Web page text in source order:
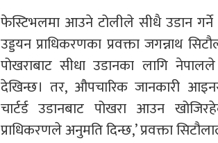
फेस्टिभलमा आउने टोलीले सीधै उडान गर्ने
उड्डयन प्राधिकरणका प्रवक्ता जगन्नाथ
पोखराबाट सीधा उडानका लागि
देखिन्छ। तर, औपचारिक जानकारी
चार्टर्ड उडानबाट पोखरा आउन
प्राधिकरणले अनुमति दिन्छ,’ प्रवक्ता